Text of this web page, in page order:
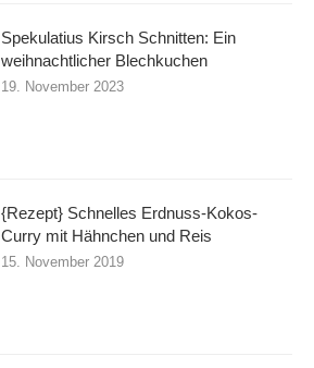
Spekulatius Kirsch Schnitten: Ein
weihnachtlicher Blechkuchen
19. November 2023
{Rezept} Schnelles Erdnuss-Kokos-
Curry mit Hähnchen und Reis
15. November 2019